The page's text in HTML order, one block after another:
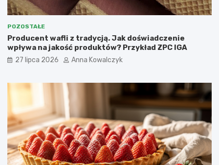
POZOSTAŁE
Producent wafli z tradycją. Jak doświadczenie
wpływa na jakość produktów? Przykład ZPC IGA
27 lipca 2026 Anna Kowalczyk